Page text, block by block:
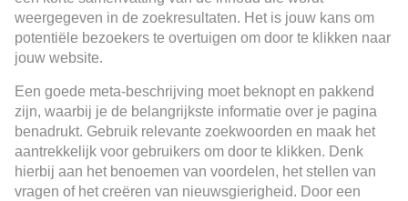
weergegeven in de zoekresultaten. Het is jouw kans om
potentiële bezoekers te overtuigen om door te klikken naar
jouw website.
Een goede meta-beschrijving moet beknopt en pakkend
zijn, waarbij je de belangrijkste informatie over je pagina
benadrukt. Gebruik relevante zoekwoorden en maak het
aantrekkelijk voor gebruikers om door te klikken. Denk
hierbij aan het benoemen van voordelen, het stellen van
vragen of het creëren van nieuwsgierigheid. Door een